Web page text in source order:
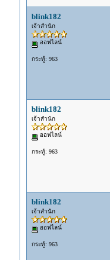
blink182
เจ้าสำนัก
ออฟไลน์
กระทู้: 963
blink182
เจ้าสำนัก
ออฟไลน์
กระทู้: 963
blink182
เจ้าสำนัก
ออฟไลน์
กระทู้: 963